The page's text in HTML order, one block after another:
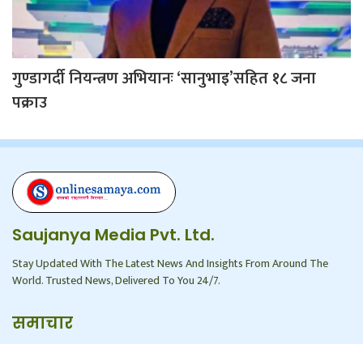
गुण्डागर्दी नियन्त्रण अभियानः ‘सानुभाइ’सहित १८ जना
पक्राउ
Saujanya Media Pvt. Ltd.
Stay Updated With The Latest News And Insights From Around The
World. Trusted News, Delivered To You 24/7.
समाचार